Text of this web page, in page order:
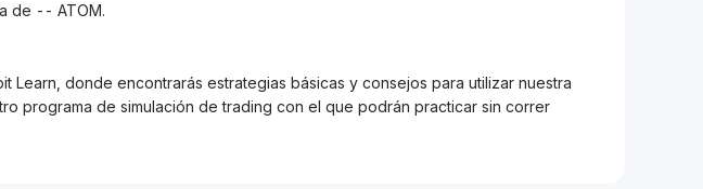
de -- ATOM.
donde encontrarás estrategias básicas y consejos para utilizar nuestra
programa de simulación de trading con el que podrán practicar sin correr